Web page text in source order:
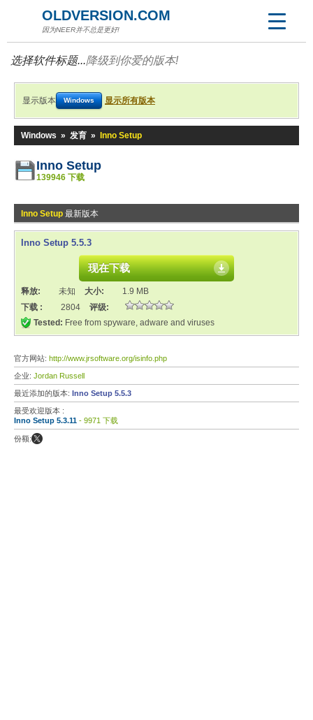
OLDVERSION.COM
因为NEER并不总是更好!
选择软件标题...降级到你爱的版本!
显示版本 Windows 显示所有版本
Windows » 发育 » Inno Setup
Inno Setup
139946 下载
Inno Setup 最新版本
Inno Setup 5.5.3
现在下载
释放: 未知 大小:
1.9 MB
下载 :
2804
评级:
Tested: Free from spyware, adware and viruses
官方网站: http://www.jrsoftware.org/isinfo.php
企业: Jordan Russell
最近添加的版本: Inno Setup 5.5.3
最受欢迎版本 :
Inno Setup 5.3.11 - 9971 下载
份额: